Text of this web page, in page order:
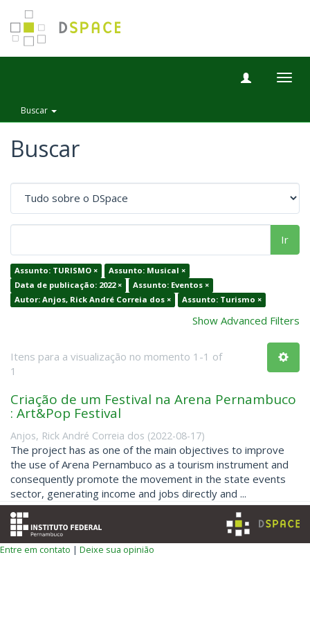
Buscar
Buscar
Ir
Assunto: TURISMO ×
Assunto: Musical ×
Data de publicação: 2022 ×
Assunto: Eventos ×
Autor: Anjos, Rick André Correia dos ×
Assunto: Turismo ×
Show Advanced Filters
Itens para a visualização no momento 1-1 of
1
Criação de um Festival na Arena Pernambuco
: Art&Pop Festival
Anjos, Rick André Correia dos (2022-08-17)
The project has as one of the main objectives to improve
the use of Arena Pernambuco as a tourism instrument and
consequently promote the movement in the state events
sector, generating income and jobs directly and ...
Entre em contato | Deixe sua opinião